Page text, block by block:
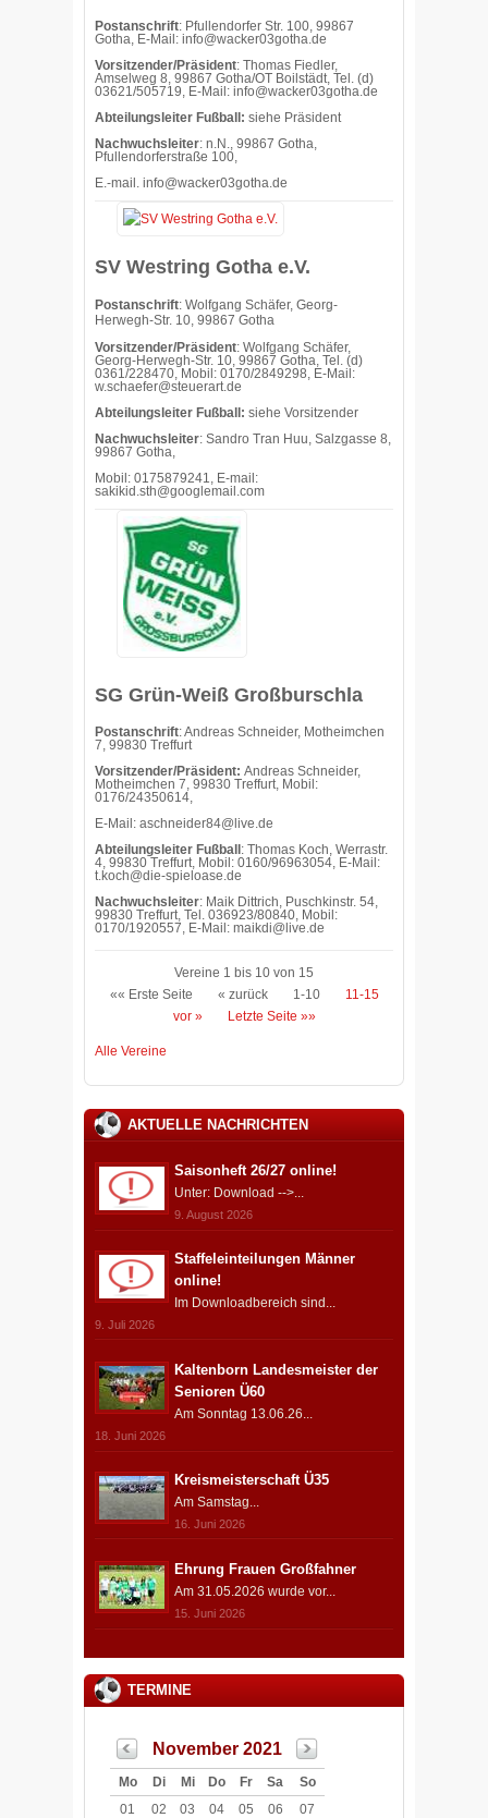
Postanschrift: Pfullendorfer Str. 100, 99867
Gotha, E-Mail: info@wacker03gotha.de
Vorsitzender/Präsident: Thomas Fiedler,
Amselweg 8, 99867 Gotha/OT Boilstädt, Tel. (d)
03621/505719, E-Mail: info@wacker03gotha.de
Abteilungsleiter Fußball: siehe Präsident
Nachwuchsleiter: n.N., 99867 Gotha,
Pfullendorferstraße 100,
E.-mail. info@wacker03gotha.de
SV Westring Gotha e.V.
Postanschrift: Wolfgang Schäfer, Georg-
Herwegh-Str. 10, 99867 Gotha
Vorsitzender/Präsident: Wolfgang Schäfer,
Georg-Herwegh-Str. 10, 99867 Gotha, Tel. (d)
0361/228470, Mobil: 0170/2849298, E-Mail:
w.schaefer@steuerart.de
Abteilungsleiter Fußball: siehe Vorsitzender
Nachwuchsleiter: Sandro Tran Huu, Salzgasse 8,
99867 Gotha,
Mobil: 0175879241, E-mail:
sakikid.sth@googlemail.com
SG Grün-Weiß Großburschla
Postanschrift: Andreas Schneider, Motheimchen
7, 99830 Treffurt
Vorsitzender/Präsident: Andreas Schneider,
Motheimchen 7, 99830 Treffurt, Mobil:
0176/24350614,
E-Mail: aschneider84@live.de
Abteilungsleiter Fußball : Thomas Koch, Werrastr.
4, 99830 Treffurt, Mobil: 0160/96963054, E-Mail:
t.koch@die-spieloase.de
Nachwuchsleiter: Maik Dittrich, Puschkinstr. 54,
99830 Treffurt, Tel. 036923/80840, Mobil:
0170/1920557, E-Mail: maikdi@live.de
Vereine 1 bis 10 von 15
«« Erste Seite
« zurück 1-10
11-15
vor »
Letzte Seite »»
Alle Vereine
AKTUELLE NACHRICHTEN
Saisonheft 26/27 online!
Unter: Download -->...
9. August 2026
Staffeleinteilungen Männer
online!
Im Downloadbereich sind...
9. Juli 2026
Kaltenborn Landesmeister der
Senioren Ü60
Am Sonntag 13.06.26...
18. Juni 2026
Kreismeisterschaft Ü35
Am Samstag...
16. Juni 2026
Ehrung Frauen Großfahner
Am 31.05.2026 wurde vor...
15. Juni 2026
TERMINE
November 2021
Mo Di Mi Do Fr Sa
So
01
02 03 04 05 06
07